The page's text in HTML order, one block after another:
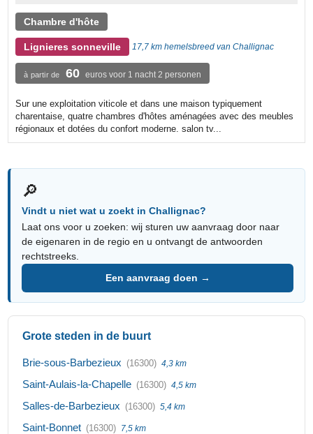
Chambre d'hôte
Lignieres sonneville 17,7 km hemelsbreed van Challignac
à partir de 60 euros voor 1 nacht 2 personen
Sur une exploitation viticole et dans une maison typiquement
charentaise, quatre chambres d'hôtes aménagées avec des meubles
régionaux et dotées du confort moderne. salon tv...
🔎
Vindt u niet wat u zoekt in Challignac?
Laat ons voor u zoeken: wij sturen uw aanvraag door naar
de eigenaren in de regio en u ontvangt de antwoorden
rechtstreeks.
Een aanvraag doen →
Grote steden in de buurt
Brie-sous-Barbezieux (16300) 4,3 km
Saint-Aulais-la-Chapelle (16300) 4,5 km
Salles-de-Barbezieux (16300) 5,4 km
Saint-Bonnet (16300) 7,5 km